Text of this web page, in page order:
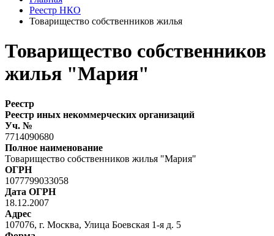
Реестр НКО
Товарищество собственников жилья
Товарищество собственников
жилья "Мария"
Реестр
Реестр иных некоммерческих организаций
Уч. №
7714090680
Полное наименование
Товарищество собственников жилья "Мария"
ОГРН
1077799033058
Дата ОГРН
18.12.2007
Адрес
107076, г. Москва, Улица Боевская 1-я д. 5